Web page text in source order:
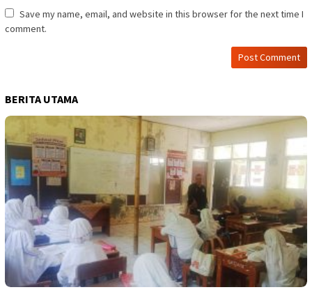
Save my name, email, and website in this browser for the next time I
comment.
BERITA UTAMA